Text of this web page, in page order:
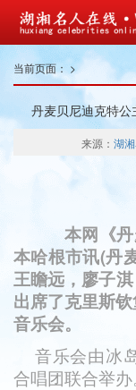
当前页面： >
丹麦贝尼迪克特公
来源： 湖
本网《丹
本哈根市讯(丹
王瞻远，廖子
出席了克里斯
音乐会。
音乐会由冰
合唱团联合举办